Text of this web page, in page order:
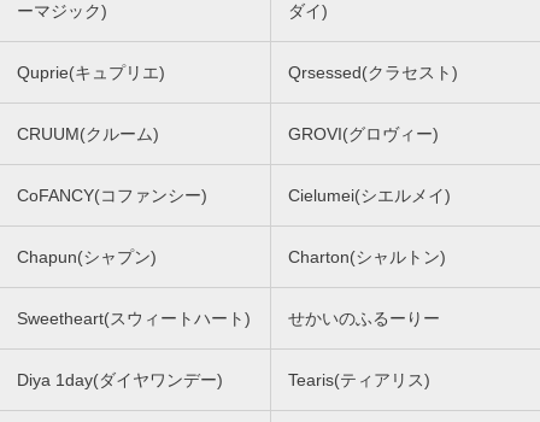
ーマジック)
ダイ)
Quprie(キュプリエ) Qrsessed(クラセスト)
CRUUM(クルーム) GROVI(グロヴィー)
CoFANCY(コファンシー) Cielumei(シエルメイ)
Chapun(シャプン) Charton(シャルトン)
Sweetheart(スウィートハート) せかいのふるーりー
Diya 1day(ダイヤワンデー) Tearis(ティアリス)